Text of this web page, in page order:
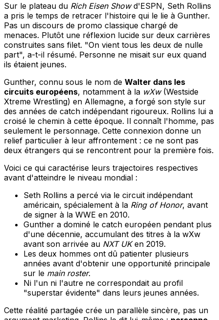
Sur le plateau du Rich Eisen Showd'ESPN, Seth Rollins
a pris le temps de retracer l'histoire qui le lie à Gunther.
Pas un discours de promo classique chargé de
menaces. Plutôt une réflexion lucide sur deux carrières
construites sans filet. "On vient tous les deux de nulle
part", a-t-il résumé. Personne ne misait sur eux quand
ils étaient jeunes.
Gunther, connu sous le nom de Walter dans les
circuits européens, notamment à la wXw(Westside
Xtreme Wrestling) en Allemagne, a forgé son style sur
des années de catch indépendant rigoureux. Rollins lui a
croisé le chemin à cette époque. Il connaît l'homme, pas
seulement le personnage. Cette connexion donne un
relief particulier à leur affrontement : ce ne sont pas
deux étrangers qui se rencontrent pour la première fois.
Voici ce qui caractérise leurs trajectoires respectives
avant d'atteindre le niveau mondial :
Seth Rollins a percé via le circuit indépendant
américain, spécialement à la Ring of Honor, avant
de signer à la WWE en 2010.
Gunther a dominé le catch européen pendant plus
d'une décennie, accumulant des titres à la wXw
avant son arrivée au NXT UKen 2019.
Les deux hommes ont dû patienter plusieurs
années avant d'obtenir une opportunité principale
sur le main roster.
Ni l'un ni l'autre ne correspondait au profil
"superstar évidente" dans leurs jeunes années.
Cette réalité partagée crée un parallèle sincère, pas un